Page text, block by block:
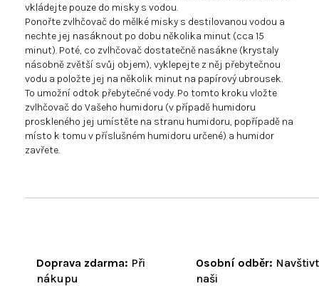
Doprava zdarma: Při
nákupu
Osobní odběr:
naši
vkládejte pouze do misky s vodou.
Ponořte zvlhčovač do mělké misky s destilovanou vodou a
nechte jej nasáknout po dobu několika minut (cca 15
minut). Poté, co zvlhčovač dostatečně nasákne (krystaly
násobně zvětší svůj objem), vyklepejte z něj přebytečnou
vodu a položte jej na několik minut na papírový ubrousek.
To umožní odtok přebytečné vody. Po tomto kroku vložte
zvlhčovač do Vašeho humidoru (v případě humidoru
proskleného jej umístěte na stranu humidoru, popřípadě na
místo k tomu v příslušném humidoru určené) a humidor
zavřete.